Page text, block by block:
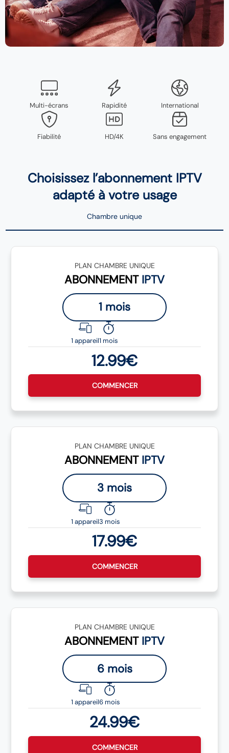
Multi-écrans Rapidité International
Fiabilité HD/4K Sans engagement
Choisissez l’abonnement IPTV
adapté à votre usage
Chambre unique
PLAN CHAMBRE UNIQUE
ABONNEMENT IPTV
1 mois
1 appareil1 mois
12.99€
COMMENCER
PLAN CHAMBRE UNIQUE
ABONNEMENT IPTV
3 mois
1 appareil3 mois
17.99€
COMMENCER
PLAN CHAMBRE UNIQUE
ABONNEMENT IPTV
6 mois
1 appareil6 mois
24.99€
COMMENCER